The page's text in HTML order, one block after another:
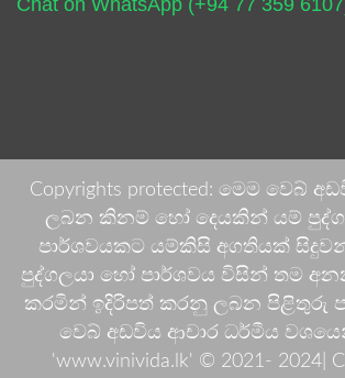
Copyrights protected: මෙම වෙබ්
ලබන කිනම් හෝ දෙයකින් යම්
පාර්ශවයකට යම්කිසි අගතියක්
පුද්ගලයා හෝ පාර්ශවය විසින් තම
කරමින් ඉදිරිපත් කරනු ලබන පිළිතුරු
වෙබ් අඩවිය ආචාර ධර්මීය
'www.vinivida.lk' © 2021- 2024|